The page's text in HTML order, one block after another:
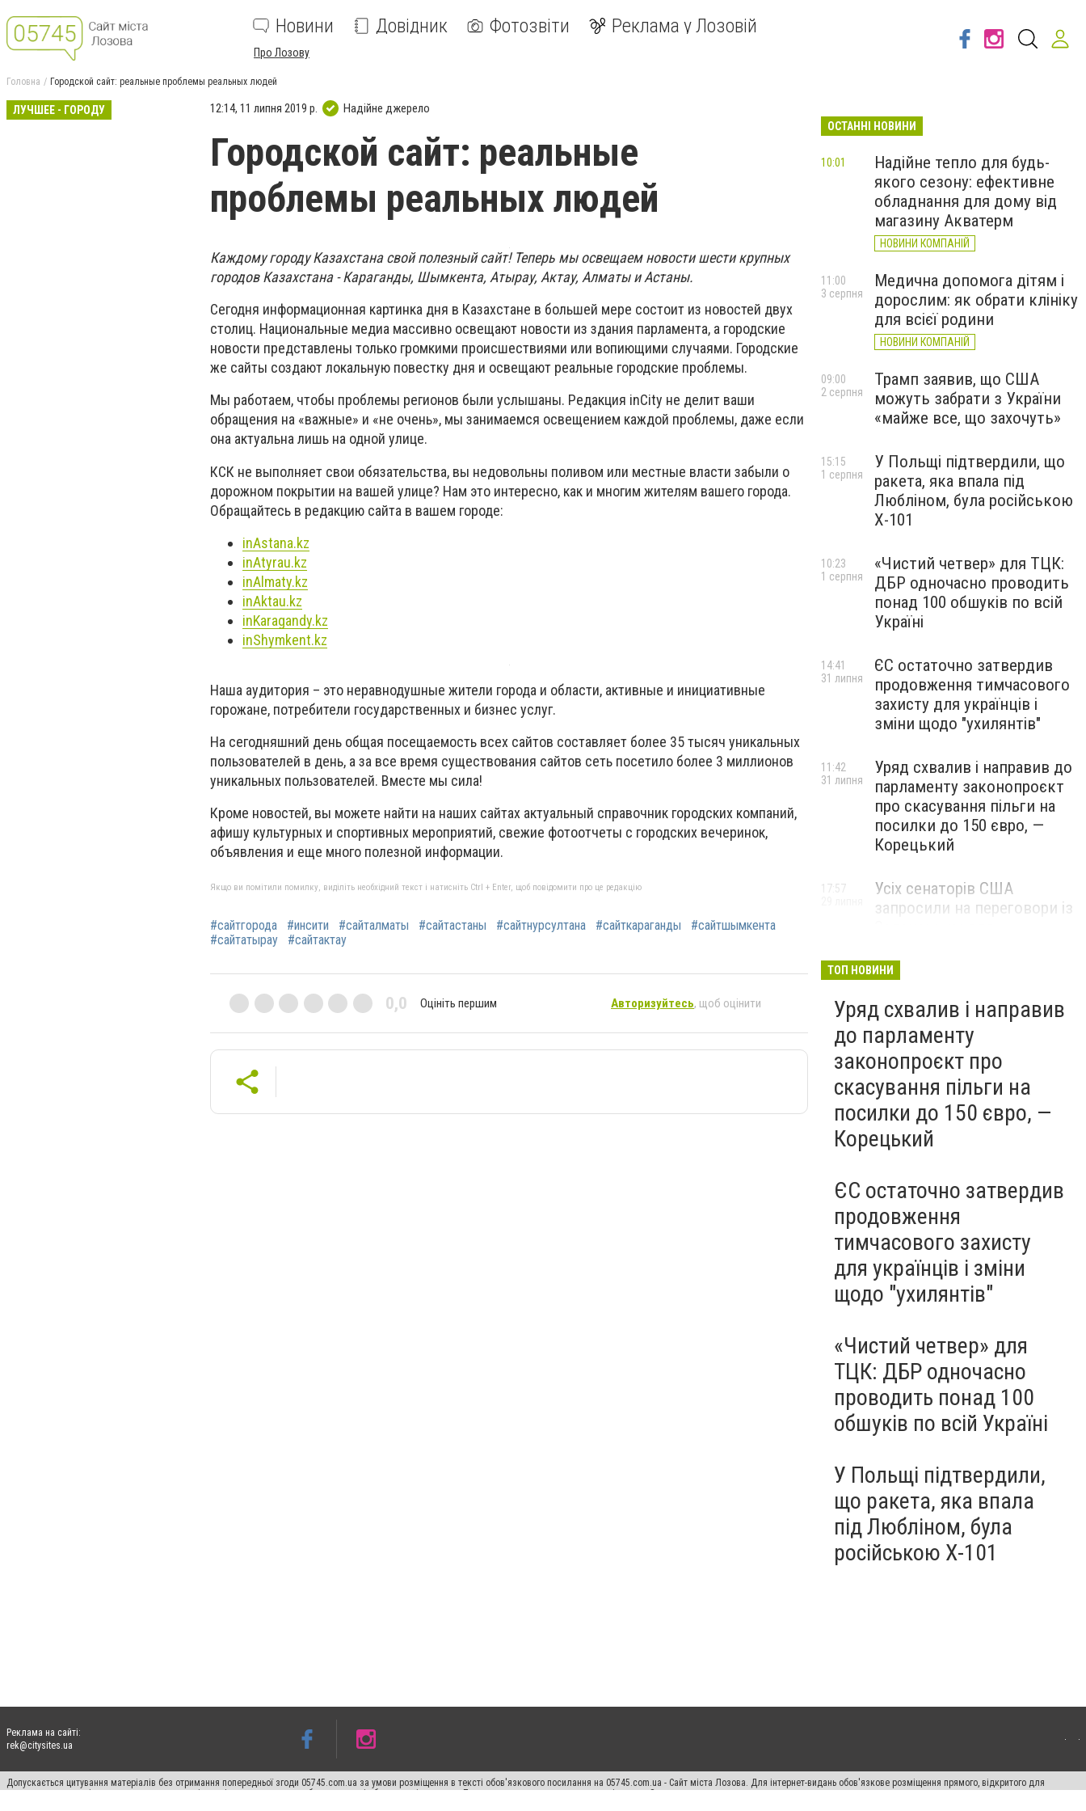
Новини Довідник Фотозвіти Реклама у Лозовій
Про Лозову
Головна Городской сайт: реальные проблемы реальных людей
ЛУЧШЕЕ - ГОРОДУ 12:14, 11 липня 2019 р. Надійне джерело
Городской сайт: реальные
проблемы реальных людей
Каждому городу Казахстана свой полезный сайт! Теперь мы освещаем новости шести крупных
городов Казахстана - Караганды, Шымкента, Атырау, Актау, Алматы и Астаны.
Сегодня информационная картинка дня в Казахстане в большей мере состоит из новостей двух
столиц. Национальные медиа массивно освещают новости из здания парламента, а городские
новости представлены только громкими происшествиями или вопиющими случаями. Городские
же сайты создают локальную повестку дня и освещают реальные городские проблемы.
Мы работаем, чтобы проблемы регионов были услышаны. Редакция inСity не делит ваши
обращения на «важные» и «не очень», мы занимаемся освещением каждой проблемы, даже если
она актуальна лишь на одной улице.
КСК не выполняет свои обязательства, вы недовольны поливом или местные власти забыли о
дорожном покрытии на вашей улице? Нам это интересно, как и многим жителям вашего города.
Обращайтесь в редакцию сайта в вашем городе:
inAstana.kz
inAtyrau.kz
inAlmaty.kz
inAktau.kz
inKaragandy.kz
inShymkent.kz
Наша аудитория – это неравнодушные жители города и области, активные и инициативные
горожане, потребители государственных и бизнес услуг.
На сегодняшний день общая посещаемость всех сайтов составляет более 35 тысяч уникальных
пользователей в день, а за все время существования сайтов сеть посетило более 3 миллионов
уникальных пользователей. Вместе мы сила!
Кроме новостей, вы можете найти на наших сайтах актуальный справочник городских компаний,
афишу культурных и спортивных мероприятий, свежие фотоотчеты с городских вечеринок,
объявления и еще много полезной информации.
Якщо ви помітили помилку, виділіть необхідний текст і натисніть Ctrl + Enter, щоб повідомити про це редакцію
#сайтгорода #инсити #сайталматы #сайтастаны #сайтнурсултана #сайткараганды
#сайтшымкента
#сайтатырау
#сайтактау
0,0 Оцініть першим Авторизуйтесь, щоб оцінити
ОСТАННІ НОВИНИ
Надійне тепло для будь-
якого сезону: ефективне
обладнання для дому від
магазину Акватерм
НОВИНИ КОМПАНІЙ
10:01
Медична допомога дітям і
дорослим: як обрати клініку
для всієї родини
НОВИНИ КОМПАНІЙ
11:00
3 серпня
Трамп заявив, що США
можуть забрати з України
«майже все, що захочуть»
09:00
2 серпня
У Польщі підтвердили, що
ракета, яка впала під
Любліном, була російською
Х-101
15:15
1 серпня
«Чистий четвер» для ТЦК:
ДБР одночасно проводить
понад 100 обшуків по всій
Україні
10:23
1 серпня
ЄС остаточно затвердив
продовження тимчасового
захисту для українців і
зміни щодо "ухилянтів"
14:41
31 липня
Уряд схвалив і направив до
парламенту законопроєкт
про скасування пільги на
посилки до 150 євро, —
Корецький
11:42
31 липня
Усіх сенаторів США
запросили на переговори із
Росії, – The Hill
17:57
ТОП НОВИНИ
Уряд схвалив і направив
до парламенту
законопроєкт про
скасування пільги на
посилки до 150 євро, —
Корецький
ЄС остаточно затвердив
продовження
тимчасового захисту
для українців і зміни
щодо "ухилянтів"
«Чистий четвер» для
ТЦК: ДБР одночасно
проводить понад 100
обшуків по всій Україні
У Польщі підтвердили,
що ракета, яка впала
під Любліном, була
російською Х-101
Реклама на сайті:
rek@citysites.ua
Допускається цитування матеріалів без отримання попередньої згоди 05745.com.ua за умови розміщення в тексті обов'язкового посилання на 05745.com.ua - Сайт міста Лозова. Для інтернет-видань обов'язкове розміщення прямого, відкритого для
пошукових систем гіперпосилання на цитовані статті не нижче другого абзацу в тексті або в якості джерела. Порушення виняткових прав переслідується Законом.